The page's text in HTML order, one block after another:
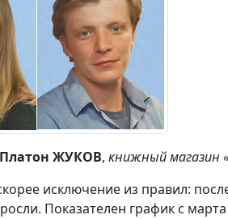
Платон ЖУКОВ, книжный магазин
исключение из правил:
Показателен график с